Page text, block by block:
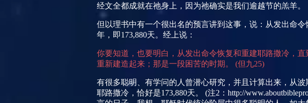
经文全都成就在祂身上，因为祂确实是我们逾越节的羔羊。
但以理书中有一个很出名的预言讲到这事，说：从发出命
年，即173,880天。经上说：
你要知道，也要明白，从发出命令恢复和重建耶路撒冷，
重新建造起来；那是一段困苦的时期。 (但九25)
有很多聪明、有学问的人曾潜心研究，并且计算出来，从
耶路撒冷，恰好是173,880天。 (注2 ： http://